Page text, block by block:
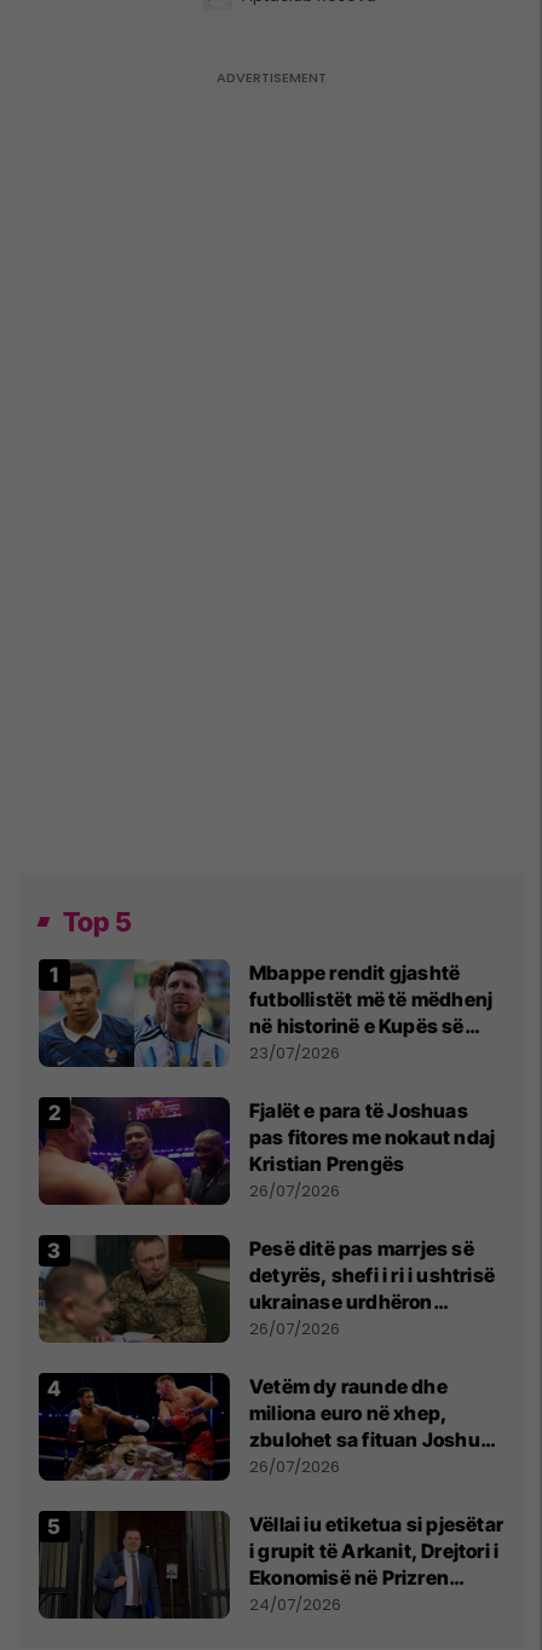
Top 5
Mbappe rendit gjashtë
futbollistët më të mëdhenj
në historinë e Kupës së
Botës, Messi mbetet i dyti
23/07/2026
Fjalët e para të Joshuas
pas fitores me nokaut ndaj
Kristian Prengës
26/07/2026
Pesë ditë pas marrjes së
detyrës, shefi i ri i ushtrisë
ukrainase urdhëron
kontroll të madh
26/07/2026
Vetëm dy raunde dhe
miliona euro në xhep,
zbulohet sa fituan Joshua
e Prenga
26/07/2026
Vëllai iu etiketua si pjesëtar
i grupit të Arkanit, Drejtori i
Ekonomisë në Prizren
mohon pretendimet
24/07/2026